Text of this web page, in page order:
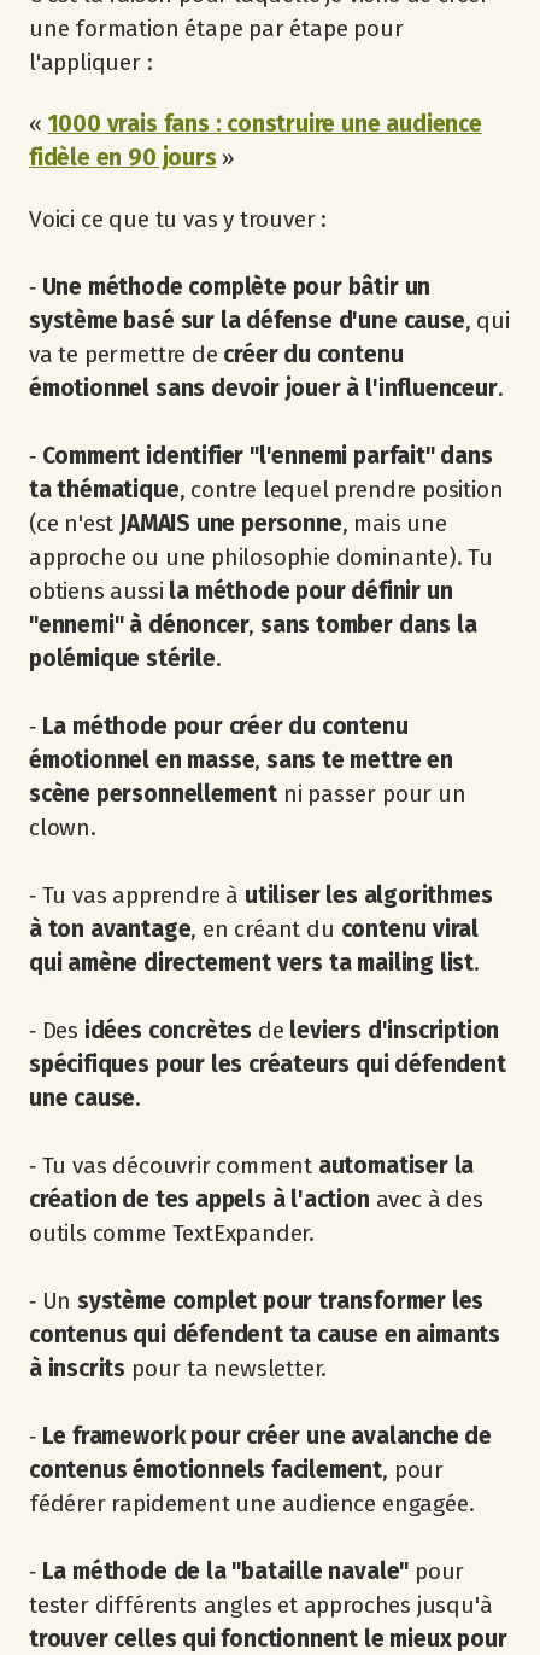
une formation étape par étape pour
l'appliquer :
« 1000 vrais fans : construire une audience
fidèle en 90 jours »
Voici ce que tu vas y trouver :
‐Une méthode complète pour bâtir un
système basé sur la défense d'une cause, qui
va te permettre de créer du contenu
émotionnel sans devoir jouer à l'influenceur.
‐ Comment identifier "l'ennemi parfait" dans
ta thématique, contre lequel prendre position
(ce n'est JAMAIS une personne, mais une
approche ou une philosophie dominante). Tu
obtiens aussi la méthode pour définir un
"ennemi" à dénoncer,sans tomber dans la
polémique stérile.
‐ La méthode pour créer du contenu
émotionnel en masse, sans te mettre en
scène personnellement ni passer pour un
clown.
‐ Tu vas apprendre à utiliser les algorithmes
à ton avantage, en créant du contenu viral
qui amène directement vers ta mailing list.
‐ Des idées concrètes de leviers d'inscription
spécifiques pour les créateurs qui défendent
une cause.
‐ Tu vas découvrir comment automatiser la
création de tes appels à l'action avec à des
outils comme TextExpander.
‐ Unsystème complet pour transformer les
contenus qui défendent ta cause en aimants
à inscrits pour ta newsletter.
‐ Le framework pour créer une avalanche de
contenus émotionnels facilement, pour
fédérer rapidement une audience engagée.
‐ La méthode de la "bataille navale" pour
tester différents angles et approches jusqu'à
trouver celles qui fonctionnent le mieux pour